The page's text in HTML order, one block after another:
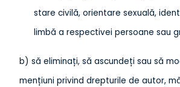
stare civilă, orientare sexuală,
limbă a respectivei persoane sau
b) să eliminați, să ascundeți sau să
mențiuni privind drepturile de autor,